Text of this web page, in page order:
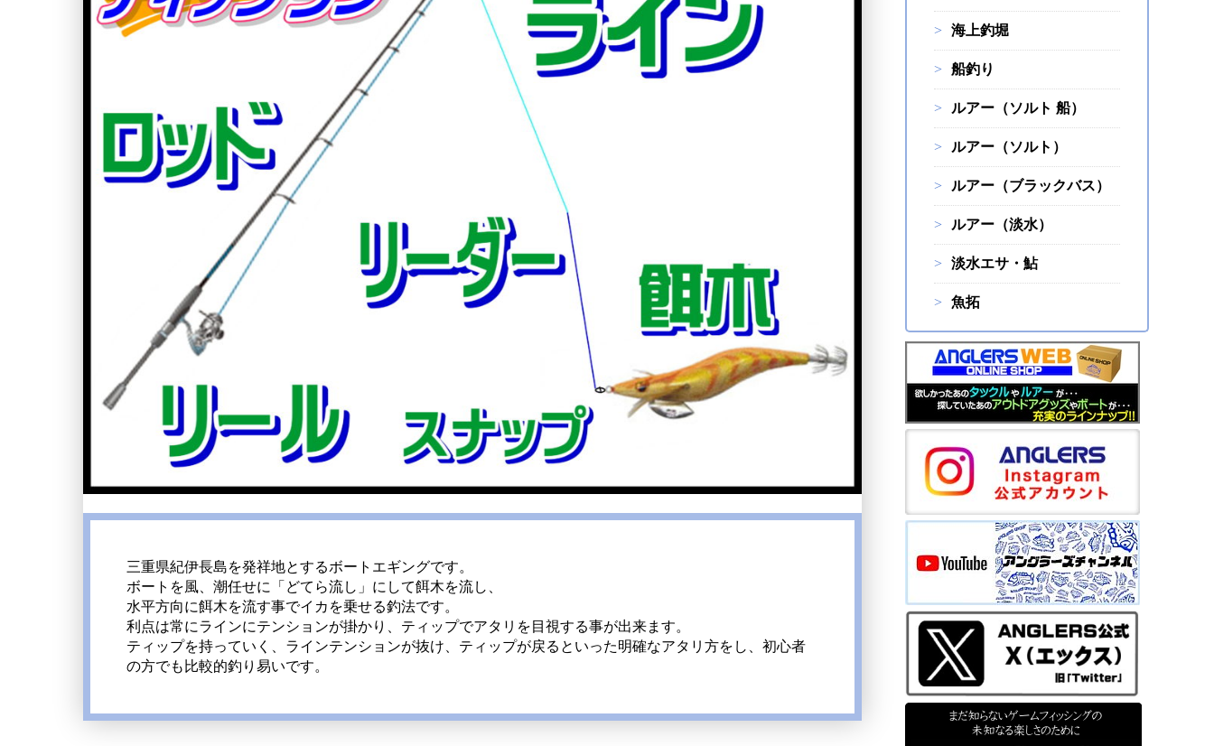
三重県紀伊長島を発祥地とするボートエギングです。
ボートを風、潮任せに「どてら流し」にして餌木を流し、
水平方向に餌木を流す事でイカを乗せる釣法です。
利点は常にラインにテンションが掛かり、ティップでアタリを目視する事が出来ます。
ティップを持っていく、ラインテンションが抜け、ティップが戻るといった明確なアタリ方をし、初心者
の方でも比較的釣り易いです。
海上釣堀
船釣り
ルアー（ソルト 船）
ルアー（ソルト）
ルアー（ブラックバス）
ルアー（淡水）
淡水エサ・鮎
魚拓